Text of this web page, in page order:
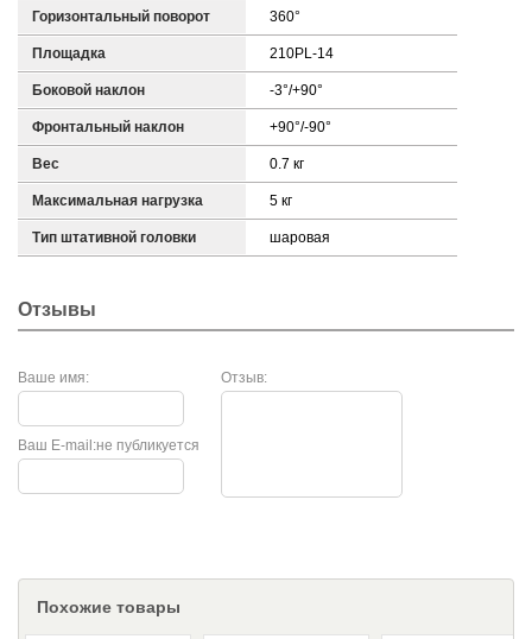
Горизонтальный поворот 360°
Площадка 210PL-14
Боковой наклон -3°/+90°
Фронтальный наклон +90°/-90°
Вес 0.7 кг
Максимальная нагрузка 5 кг
Тип штативной головки шаровая
Отзывы
Ваше имя: Отзыв:
не публикуется
Ваш E-mail:
Похожие товары